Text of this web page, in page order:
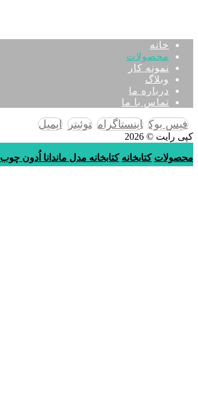
خانه
محصولات
نمونه کار
وبلاگ
درباره ما
تماس با ما
فیس بوک اینستاگرام توئیتر ایمیل
کپی رایت © 2026
محصولات کتابخانه کتابخانه مدل ماندانا اُدون چوب